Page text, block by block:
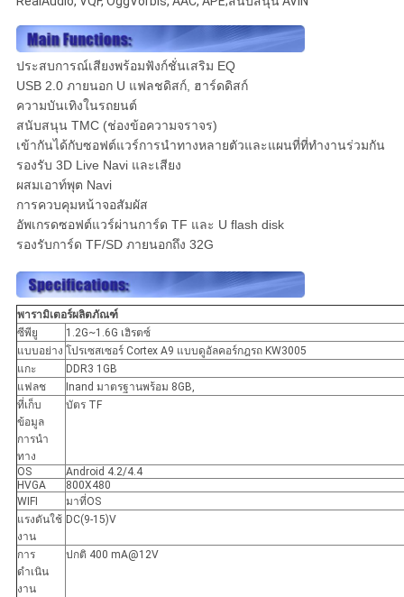
ประสบการณ์เสียงพร้อมฟังก์ชั่นเสริม EQ
USB 2.0 ภายนอก U แฟลชดิสก์, ฮาร์ดดิสก์
ความบันเทิงในรถยนต์
สนับสนุน TMC (ช่องข้อความจราจร)
เข้ากันได้กับซอฟต์แวร์การนำทางหลายตัวและแผนที่ที่ทำงานร่วมกัน
รองรับ 3D Live Navi และเสียง
ผสมเอาท์พุต Navi
การควบคุมหน้าจอสัมผัส
อัพเกรดซอฟต์แวร์ผ่านการ์ด TF และ U flash disk
รองรับการ์ด TF/SD ภายนอกถึง 32G
พารามิเตอร์ผลิตภัณฑ์
ซีพียู
1.2G~1.6G เฮิรตซ์
แบบอย่าง โปรเซสเซอร์ Cortex A9 แบบดูอัลคอร์กฎรถ KW3005
แกะ
DDR3 1GB
แฟลช
Inand มาตรฐานพร้อม 8GB,
ที่เก็บ
ข้อมูล
การนำ
ทาง
บัตร TF
OS
Android 4.2/4.4
HVGA
800X480
WIFI
มาที่OS
แรงดันใช้
งาน
DC(9-15)V
การ
ดำเนิน
งาน
ปกติ 400 mA@12V